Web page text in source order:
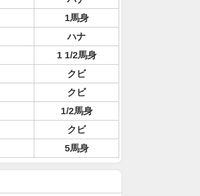
1馬身
ハナ
1 1/2馬身
クビ
クビ
1/2馬身
クビ
5馬身